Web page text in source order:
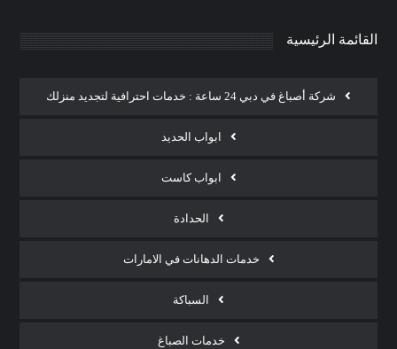
القائمة الرئيسية
شركة أصباغ في دبي 24 ساعة : خدمات احترافية لتجديد منزلك
ابواب الحديد
ابواب كاست
الحدادة
خدمات الدهانات في الامارات
السباكة
خدمات الصباغ